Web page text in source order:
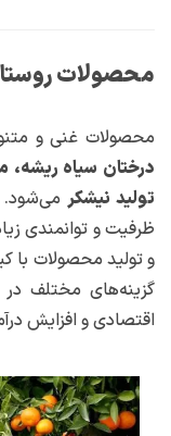
محصولات
محصولات غنی و
درختان سیاه ریشه،
تولید نیشکرمی‌شود.
ظرفیت و توانمندی
و تولید محصولات با
گزینه‌های مختلف در
اقتصادی و افزایش